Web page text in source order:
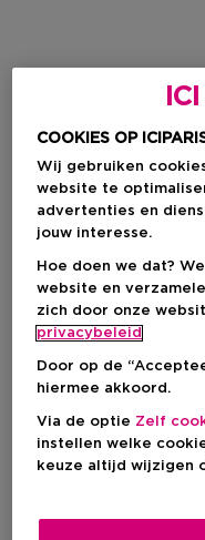
COOKIES OP
Wij gebruiken
website te
advertenties en
jouw interesse.
Hoe doen we dat?
website en
zich door onze
privacybeleid
Door op de
hiermee akkoord.
Via de optie Zelf
instellen welke
keuze altijd wijzigen